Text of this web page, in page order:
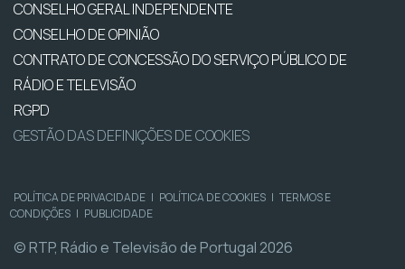
CONSELHO GERAL INDEPENDENTE
CONSELHO DE OPINIÃO
CONTRATO DE CONCESSÃO DO SERVIÇO PÚBLICO DE
RÁDIO E TELEVISÃO
RGPD
GESTÃO DAS DEFINIÇÕES DE COOKIES
POLÍTICA DE PRIVACIDADE | POLÍTICA DE COOKIES | TERMOS E
CONDIÇÕES | PUBLICIDADE
© RTP, Rádio e Televisão de Portugal 2026